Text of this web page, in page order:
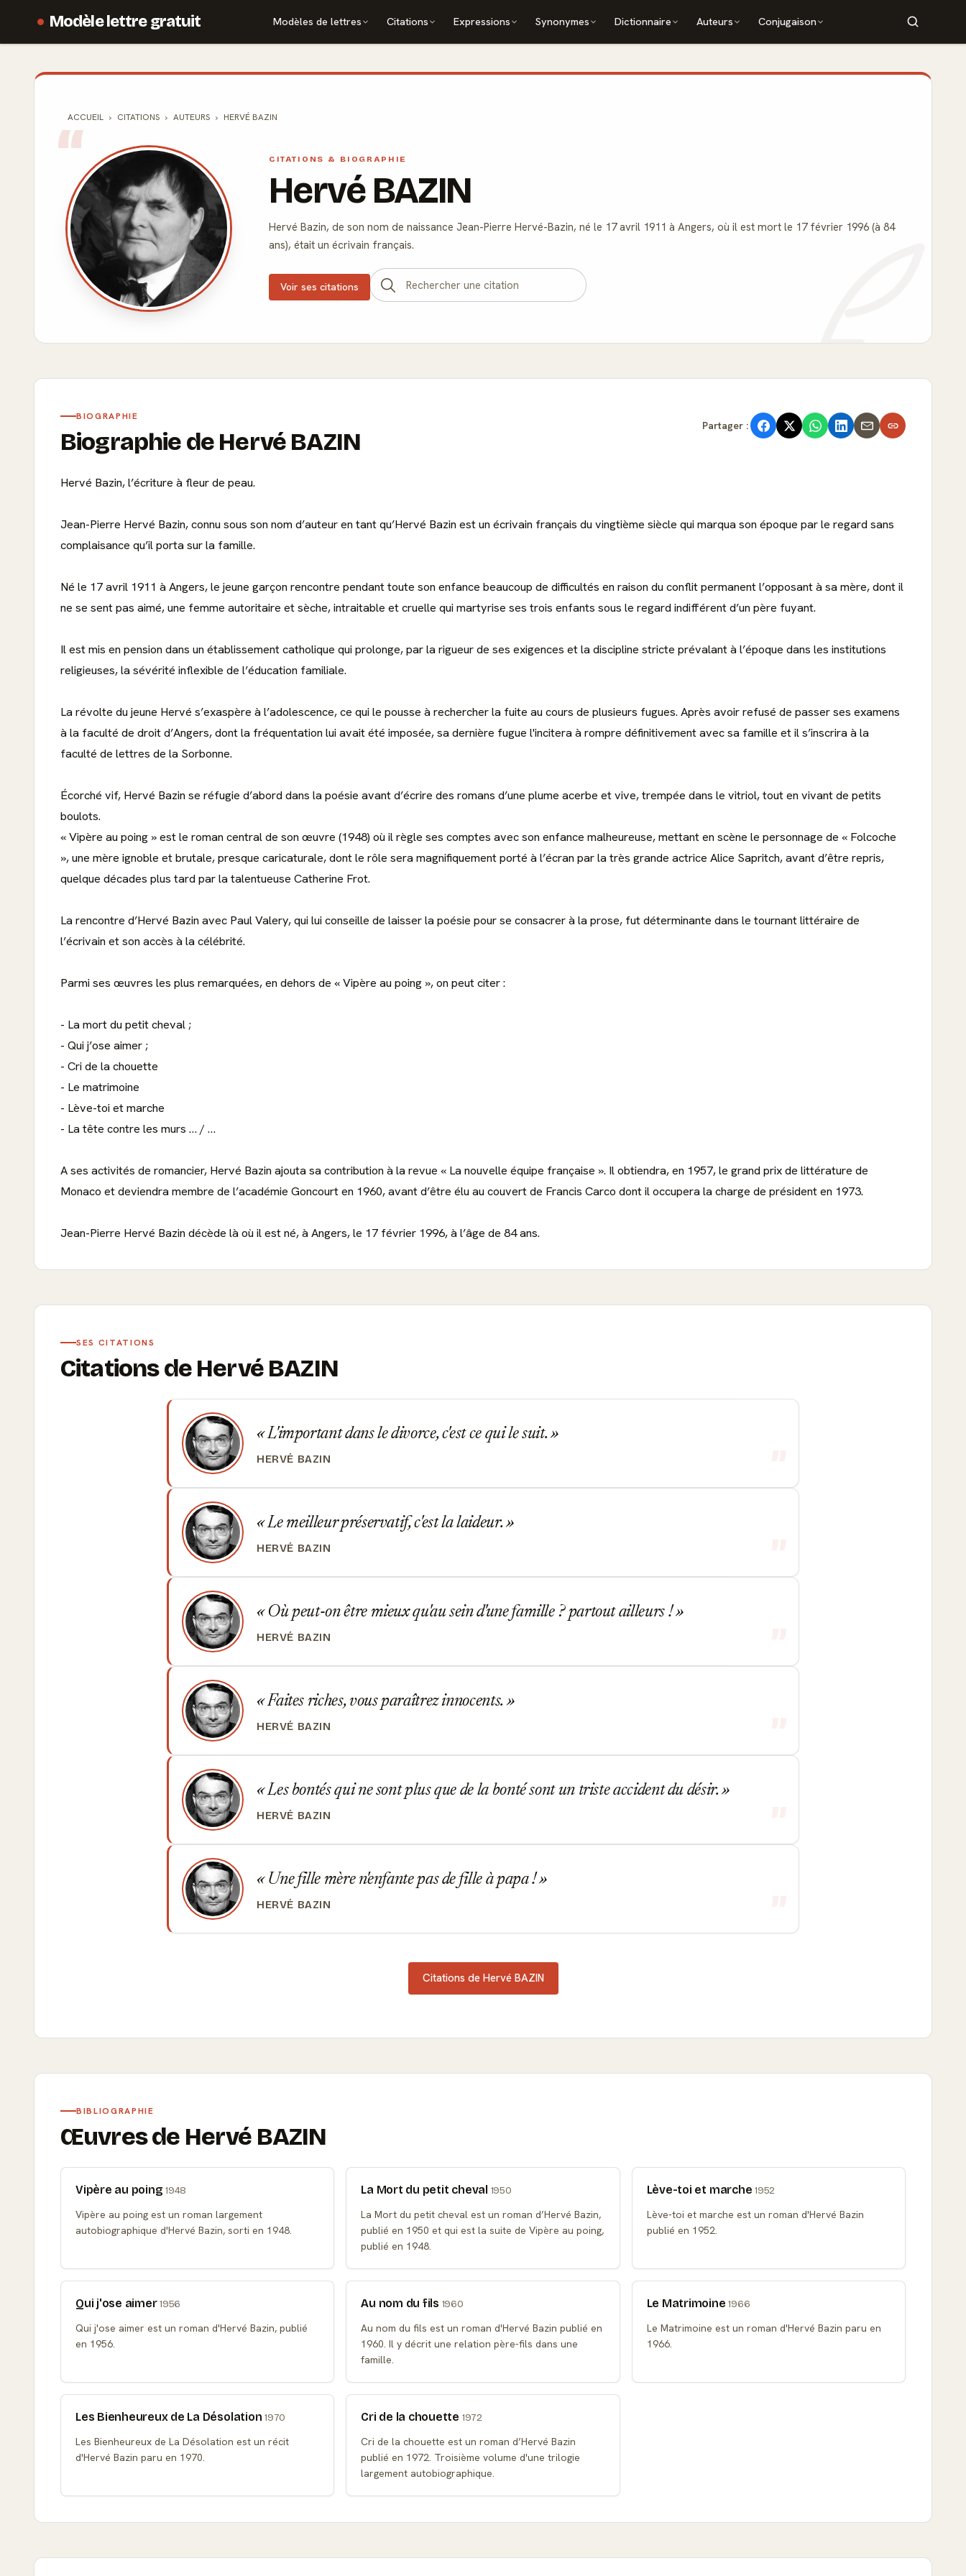
Modèle lettre gratuit Modèles de lettres Citations Expressions Synonymes Dictionnaire Auteurs Conjugaison
ACCUEIL CITATIONS AUTEURS HERVÉ BAZIN
CITATIONS & BIOGRAPHIE
Hervé BAZIN
Hervé Bazin, de son nom de naissance Jean-Pierre Hervé-Bazin, né le 17 avril 1911 à Angers, où il est mort le 17 février 1996 (à 84
ans), était un écrivain français.
Voir ses citations
BIOGRAPHIE
Biographie de Hervé BAZIN
Partager :
Hervé Bazin, l’écriture à fleur de peau.
Jean-Pierre Hervé Bazin, connu sous son nom d’auteur en tant qu’Hervé Bazin est un écrivain français du vingtième siècle qui marqua son époque par le regard sans
complaisance qu’il porta sur la famille.
Né le 17 avril 1911 à Angers, le jeune garçon rencontre pendant toute son enfance beaucoup de difficultés en raison du conflit permanent l’opposant à sa mère, dont il
ne se sent pas aimé, une femme autoritaire et sèche, intraitable et cruelle qui martyrise ses trois enfants sous le regard indifférent d’un père fuyant.
Il est mis en pension dans un établissement catholique qui prolonge, par la rigueur de ses exigences et la discipline stricte prévalant à l’époque dans les institutions
religieuses, la sévérité inflexible de l’éducation familiale.
La révolte du jeune Hervé s’exaspère à l’adolescence, ce qui le pousse à rechercher la fuite au cours de plusieurs fugues. Après avoir refusé de passer ses examens
à la faculté de droit d’Angers, dont la fréquentation lui avait été imposée, sa dernière fugue l'incitera à rompre définitivement avec sa famille et il s’inscrira à la
faculté de lettres de la Sorbonne.
Écorché vif, Hervé Bazin se réfugie d’abord dans la poésie avant d’écrire des romans d’une plume acerbe et vive, trempée dans le vitriol, tout en vivant de petits
boulots.
« Vipère au poing » est le roman central de son œuvre (1948) où il règle ses comptes avec son enfance malheureuse, mettant en scène le personnage de « Folcoche
», une mère ignoble et brutale, presque caricaturale, dont le rôle sera magnifiquement porté à l’écran par la très grande actrice Alice Sapritch, avant d’être repris,
quelque décades plus tard par la talentueuse Catherine Frot.
La rencontre d’Hervé Bazin avec Paul Valery, qui lui conseille de laisser la poésie pour se consacrer à la prose, fut déterminante dans le tournant littéraire de
l’écrivain et son accès à la célébrité.
Parmi ses œuvres les plus remarquées, en dehors de « Vipère au poing », on peut citer :
- La mort du petit cheval ;
- Qui j’ose aimer ;
- Cri de la chouette
- Le matrimoine
- Lève-toi et marche
- La tête contre les murs … / …
A ses activités de romancier, Hervé Bazin ajouta sa contribution à la revue « La nouvelle équipe française ». Il obtiendra, en 1957, le grand prix de littérature de
Monaco et deviendra membre de l’académie Goncourt en 1960, avant d’être élu au couvert de Francis Carco dont il occupera la charge de président en 1973.
Jean-Pierre Hervé Bazin décède là où il est né, à Angers, le 17 février 1996, à l’âge de 84 ans.
SES CITATIONS
Citations de Hervé BAZIN
L'important dans le divorce, c'est ce qui le suit.
HERVÉ BAZIN
Le meilleur préservatif, c'est la laideur.
HERVÉ BAZIN
Où peut-on être mieux qu'au sein d'une famille ? partout ailleurs !
HERVÉ BAZIN
Faites riches, vous paraîtrez innocents.
HERVÉ BAZIN
Les bontés qui ne sont plus que de la bonté sont un triste accident du désir.
HERVÉ BAZIN
Une fille mère n'enfante pas de fille à papa !
HERVÉ BAZIN
Citations de Hervé BAZIN
BIBLIOGRAPHIE
Œuvres de Hervé BAZIN
Vipère au poing1948
Vipère au poing est un roman largement
autobiographique d'Hervé Bazin, sorti en 1948.
La Mort du petit cheval 1950
La Mort du petit cheval est un roman d’Hervé Bazin,
publié en 1950 et qui est la suite de Vipère au poing,
publié en 1948.
Lève-toi et marche1952
Lève-toi et marche est un roman d'Hervé Bazin
publié en 1952.
Qui j'ose aimer1956
Qui j'ose aimer est un roman d'Hervé Bazin, publié
en 1956.
Au nom du fils 1960
Au nom du fils est un roman d'Hervé Bazin publié en
1960. Il y décrit une relation père-fils dans une
famille.
Le Matrimoine1966
Le Matrimoine est un roman d'Hervé Bazin paru en
1966.
Les Bienheureux de La Désolation1970
Les Bienheureux de La Désolation est un récit
d'Hervé Bazin paru en 1970.
Cri de la chouette 1972
Cri de la chouette est un roman d’Hervé Bazin
publié en 1972. Troisième volume d'une trilogie
largement autobiographique.